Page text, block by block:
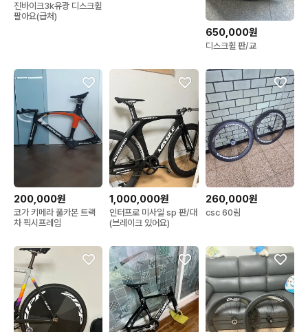
진바이크3k유광 디스크휠
팔아요(급처)
650,000원
디스크휠 판/교
200,000원
코가 키메라 풀카본 트랙
차 픽시프레임
1,000,000원
인터프로 미사일 sp 판/대
(브레이크 있어요)
260,000원
csc 60림